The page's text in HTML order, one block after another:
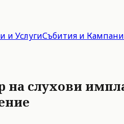
и УслугиСъбития и
на слухови